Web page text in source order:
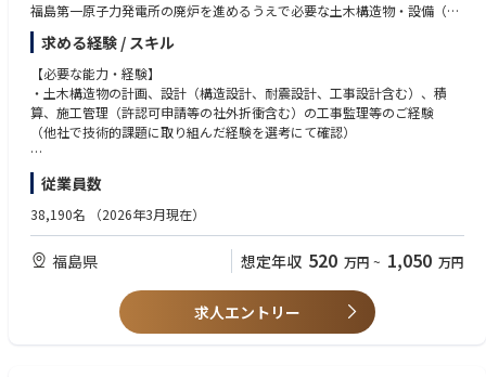
・総務（施設管理、文書管理、社内調整業務など）の経験
・業務改善・効率化（業務フロー見直し、IT活用、標準化）の実務経験
・大規模組織または多拠点環境でのバックオフィス業務経験
・知識・技能：
・行政手続き・許認可申請に関する知識
・官公庁との折衝や申請業務に必要な制度・法令の理解
・会計・財務に関する知識（簿記資格や原価管理の知識等）
・調達・購買・契約管理に関する知識
・労務管理・人事制度・労働関連法規に関する知識
・総務業務全般（安全衛生、施設管理、文書管理等）に関する知識
・業務改善手法（業務標準化、プロセス改善、IT活用）に関する知識
・データ分析スキル（Excel関数、ピボットテーブル等を活用した分析能
力）
・資格：
・行政書士資格
・官公庁手続きに関連する各種資格・講習修了（許認可・申請業務等）
福島第一原子力発電所の廃炉を進めるうえで必要な土木構造物・設備（一
般土木構造物・施設、汚染水対策、処理水対策、自然災害対策、廃棄物対
策、（必要に応じた）撤去・解体、工事発生土の受入れ・保管に関わる土
木構造物・施設等）を対象に、計画、調整、対外折衝（含：各種許認可対
応等）、調査、設計（構造設計、耐震設計、工事設計含む）、積算、技術
開発、工事発注、工程調整、工事の安全監理、竣工精算、保守管理、運
用、に関わる業務をインハウスエンジニアとして担当いただきます。
造物 等）、廃炉設備（乾式キャスク保管設備基礎 等）、汚染水対策
（陸側・海側遮水壁、サブドレン・地下水ドレン、地表面フェーシング、
処理水タンクおよび基礎 等）、処理水対策（ALPS処理水放出設備
等）、自然災害対策（津波対策防潮堤・構内排水路 等）、廃棄物対策
（屋外ガレキ類保管施設 等）
【期待される役割】
土木関係業務の経験や専門性を活かし、職場を牽引し中核として力を発揮
求める経験 / スキル
【必要な能力・経験】
・土木構造物の計画、設計（構造設計、耐震設計、工事設計含む）、積
算、施工管理（許認可申請等の社外折衝含む）の工事監理等のご経験
（他社で技術的課題に取り組んだ経験を選考にて確認）
・土木構造物の計画、設計（構造設計、耐震設計、工事設計含む）、積
算、施工管理（許認可申請等の社外折衝含む）の工事監理等に関する知
識・技能
【歓迎要件】
・土木に関連する法令、規格基準に精通
・ゼネコン等受注者側のご経験、現場代理人や監理技術者のご経験
・福島第一原子力発電所工事のご経験
・土木構造物の計画、設計（構造設計、耐震設計、工事設計含む）、積
従業員数
38,190名 （2026年3月現在）
福島県 想定年収 520 万円 ~ 1,050 万円
求人エントリー